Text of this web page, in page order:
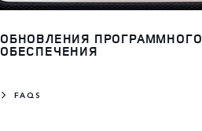
ОБНОВЛЕНИЯ ПРОГРАММНОГО
ОБЕСПЕЧЕНИЯ
FAQS